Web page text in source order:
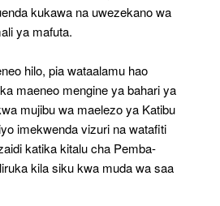
kukawa na uwezekano wa
ya mafuta.
hilo, pia wataalamu hao
maeneo mengine ya bahari ya
mujibu wa maelezo ya Katibu
imekwenda vizuri na watafiti
katika kitalu cha Pemba-
kila siku kwa muda wa saa